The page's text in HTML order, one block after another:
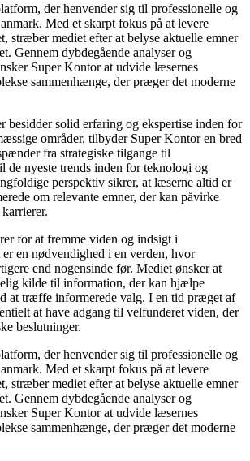
der henvender sig til professionelle og
Med et skarpt fokus på at levere
stræber mediet efter at belyse aktuelle emner
Gennem dybdegående analyser og
Super Kontor at udvide læsernes
sammenhænge, der præger det moderne
besidder solid erfaring og ekspertise inden for
områder, tilbyder Super Kontor en bred
fra strategiske tilgange til
de nyeste trends inden for teknologi og
perspektiv sikrer, at læserne altid er
om relevante emner, der kan påvirke
for at fremme viden og indsigt i
en nødvendighed i en verden, hvor
end nogensinde før. Mediet ønsker at
kilde til information, der kan hjælpe
at træffe informerede valg. I en tid præget af
at have adgang til velfunderet viden, der
beslutninger.
der henvender sig til professionelle og
Med et skarpt fokus på at levere
stræber mediet efter at belyse aktuelle emner
Gennem dybdegående analyser og
Super Kontor at udvide læsernes
sammenhænge, der præger det moderne